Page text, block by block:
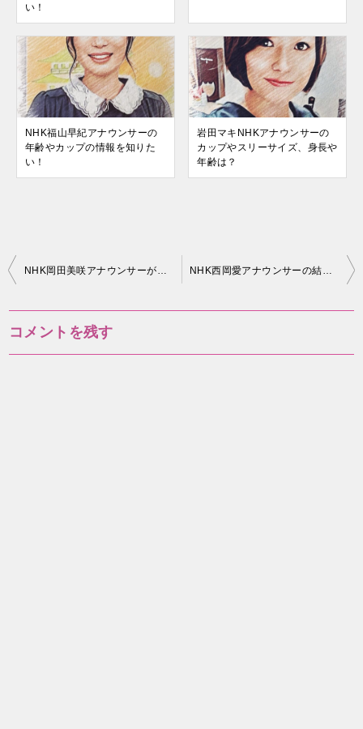
い！
NHK福山早紀アナウンサーの
年齢やカップの情報を知りた
い！
岩田マキNHKアナウンサーの
カップやスリーサイズ、身長や
年齢は？
投
NHK岡田美咲アナウンサーが結婚？年齢やカップを知りたい！ NHK西岡愛アナウンサーの結婚の噂は？カップや年齢を知りたい！
コメントを残す